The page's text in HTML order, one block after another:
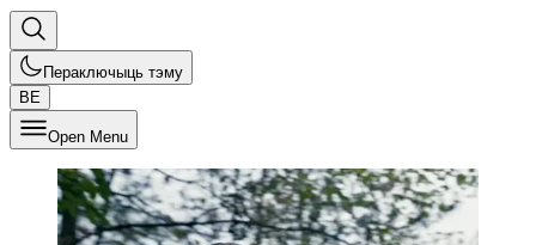
Пераключыць тэму
BE
Open Menu